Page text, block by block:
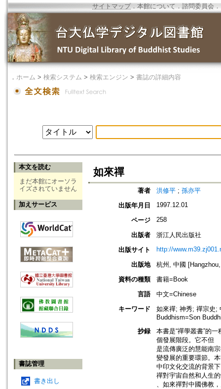
サイトマップ．本館について ． 諮問委員会 ．
． ホーム > 検索システム > 検索エンジン > 書誌の詳細内容
本文を読む
まだ本館にオーソラ
イズされていません
加えサービス
書誌管理
書き出し
如來禪
著者 洪修平 ; 孫亦平
出版年月日
1997.12.01
ページ 258
出版者
浙江人民出版社
出版サイト
http://
出版地
杭州, 中國
資料の種類
書籍=Book
言語
中文=Chinese
キーワード
如來禪; 神秀; 禪宗史;
Buddhism=Son
抄録
本書是“禪學叢書”的
個發展階段。它不但
是流傳廣泛的慧能南
變發展的重要環節。
中印文化交流的背景
禪對宇宙自然和人生
、如來禪對中國佛教